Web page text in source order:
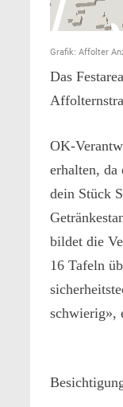
Das
OK-
erhalten,
dein Stück
bildet die
16 Tafeln
schwierig»,